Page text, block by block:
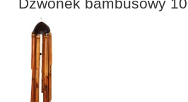
Dzwonek bambusowy